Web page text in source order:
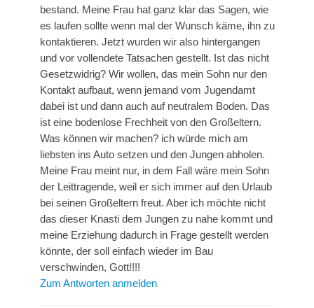
bestand. Meine Frau hat ganz klar das Sagen, wie
es laufen sollte wenn mal der Wunsch käme, ihn zu
kontaktieren. Jetzt wurden wir also hintergangen
und vor vollendete Tatsachen gestellt. Ist das nicht
Gesetzwidrig? Wir wollen, das mein Sohn nur den
Kontakt aufbaut, wenn jemand vom Jugendamt
dabei ist und dann auch auf neutralem Boden. Das
ist eine bodenlose Frechheit von den Großeltern.
Was können wir machen? ich würde mich am
liebsten ins Auto setzen und den Jungen abholen.
Meine Frau meint nur, in dem Fall wäre mein Sohn
der Leittragende, weil er sich immer auf den Urlaub
bei seinen Großeltern freut. Aber ich möchte nicht
das dieser Knasti dem Jungen zu nahe kommt und
meine Erziehung dadurch in Frage gestellt werden
könnte, der soll einfach wieder im Bau
verschwinden, Gott!!!!
Zum Antworten anmelden